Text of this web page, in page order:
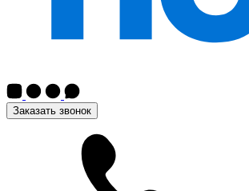
Заказать звонок